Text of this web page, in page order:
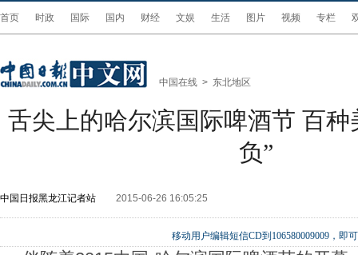
首页 时政 国际 国内 财经 文娱 生活 图片 视频 专栏
中国在线 > 东北地区
舌尖上的哈尔滨国际啤酒节 百种
负”
中国日报黑龙江记者站 2015-06-26 16:05:25
移动用户编辑短信CD到106580009009，即